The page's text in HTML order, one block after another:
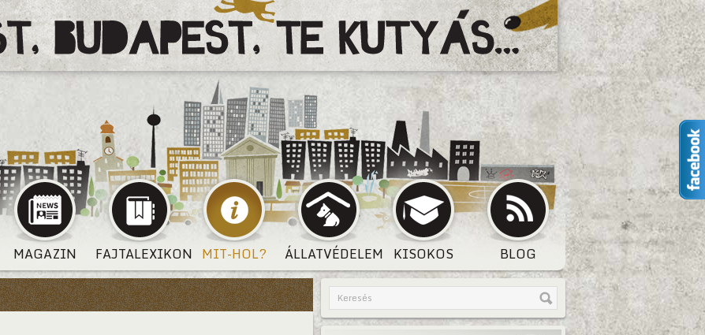
MAGAZIN FAJTALEXIKON MIT-HOL? ÁLLATVÉDELEM KISOKOS BLOG